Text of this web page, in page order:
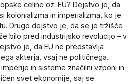
celine oz. EU? Dejstvo je, da
kolonializma in imperializma, ko je
Drugo dejstvo je, da se je tržišče
bilo pred industrijsko revolucijo – v
je, da EU ne predstavlja
akterja, vsaj ne političnega.
in sisteme značilni vzponi in
svet ekonomije, saj se